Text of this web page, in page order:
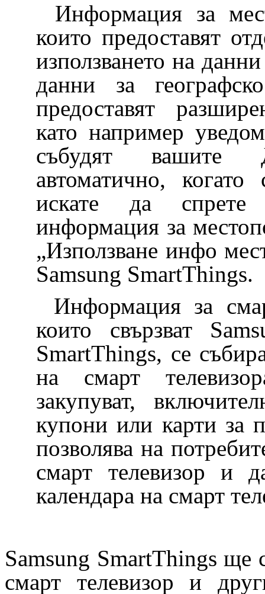
Информация за
които предоставят
използването на
данни за
предоставят
като например
събудят вашите
автоматично,
искате да спрете
информация за
„Използване инфо
Samsung SmartThings.
Информация за
които свързват
SmartThings, се
на смарт
закупуват,
купони или карти за
позволява на
смарт телевизор и
календара на смарт
Samsung SmartThings
смарт телевизор и